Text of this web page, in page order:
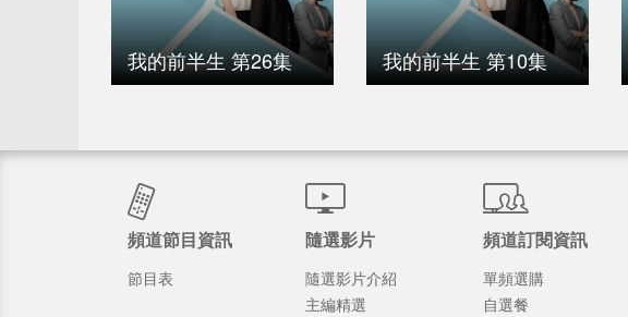
我的前半生 第26集 我的前半生 第10集
頻道節目資訊
節目表
隨選影片
隨選影片介紹
主編精選
頻道訂閱資訊
單頻選購
自選餐